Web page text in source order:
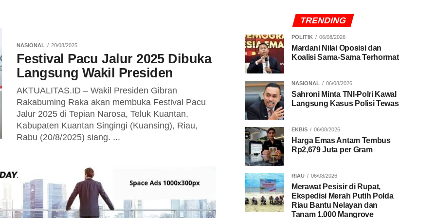
NASIONAL 20/08/2025
Festival Pacu Jalur 2025 Dibuka
Langsung Wakil Presiden
AKTUALITAS.ID – Wakil Presiden Gibran
Rakabuming Raka akan membuka Festival Pacu
Jalur 2025 di Tepian Narosa, Teluk Kuantan,
Kabupaten Kuantan Singingi (Kuansing), Riau,
Rabu (20/8/2025) siang. ...
TRENDING
POLITIK 06/08/2026
Mardani Nilai Oposisi dan
Koalisi Sama-Sama Terhormat
NASIONAL 06/08/2026
Sahroni Minta TNI-Polri Kawal
Langsung Kasus Polisi Tewas
EKBIS 06/08/2026
Harga Emas Antam Tembus
Rp2,679 Juta per Gram
RIAU 06/08/2026
Merawat Pesisir di Rupat,
Ekspedisi Merah Putih Polda
Riau Bantu Nelayan dan
Tanam 1.000 Mangrove